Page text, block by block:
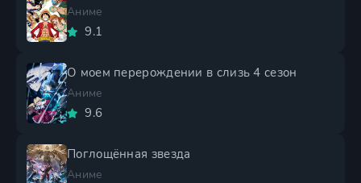
Аниме
9.1
О моем перерождении в слизь 4 сезон
Аниме
9.6
Поглощённая звезда
Аниме